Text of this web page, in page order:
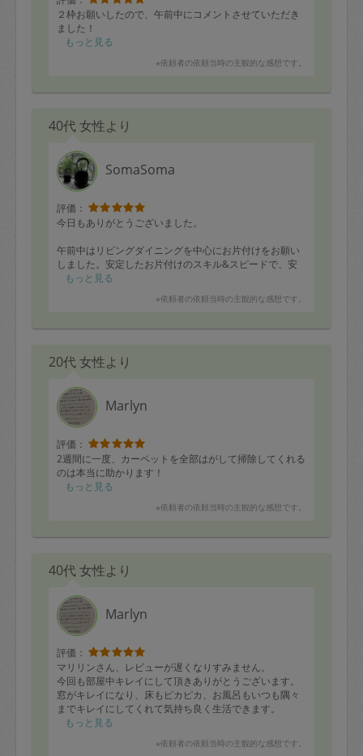
２枠お願いしたので、午前中にコメントさせていただき
ました！
もっと見る
※依頼者の依頼当時の主観的な感想です。
40代 女性より
SomaSoma
評価：
今日もありがとうございました。
午前中はリビングダイニングを中心にお片付けをお願い
しました。安定したお片付けのスキル&スピードで、安
心してお任せできました。
午後は洋服部屋を断捨離→収納して戴きました。子育て
くださったおかげで楽しくお片付けができて大満足で
もっと見る
※依頼者の依頼当時の主観的な感想です。
20代 女性より
Marlyn
評価：
2週間に一度、カーペットを全部はがして掃除してくれる
のは本当に助かります！
もっと見る
※依頼者の依頼当時の主観的な感想です。
40代 女性より
Marlyn
評価：
マリリンさん、レビューが遅くなりすみません。
今回も部屋中キレイにして頂きありがとうございます。
窓がキレイになり、床もピカピカ、お風呂もいつも隅々
までキレイにしてくれて気持ち良く生活できます。
いつも笑顔で対応してくれてありがとう！！
もっと見る
※依頼者の依頼当時の主観的な感想です。